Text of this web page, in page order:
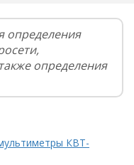
определения
определения
КВТ-